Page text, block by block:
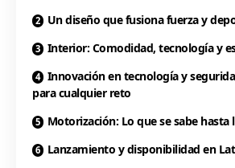
Un diseño que fusiona fuerza y
Interior: Comodidad, tecnología y
Innovación en tecnología y
para cualquier reto
Motorización: Lo que se sabe hasta
Lanzamiento y disponibilidad en